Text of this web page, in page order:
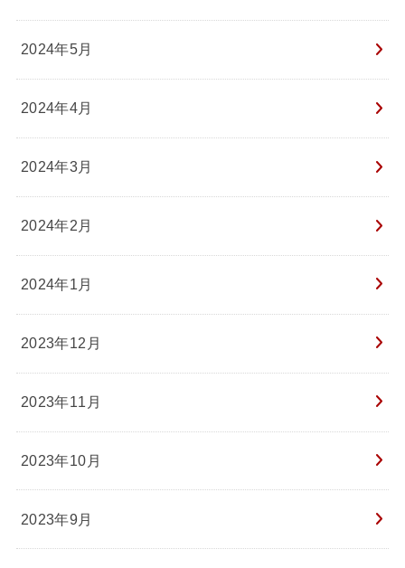
2024年5月
2024年4月
2024年3月
2024年2月
2024年1月
2023年12月
2023年11月
2023年10月
2023年9月